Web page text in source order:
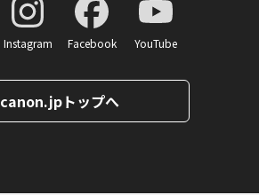
Instagram Facebook YouTube
canon.jpトップへ